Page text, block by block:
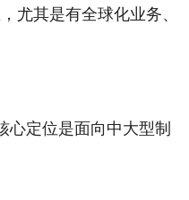
尤其是有全球化业务、
定位是面向中大型制